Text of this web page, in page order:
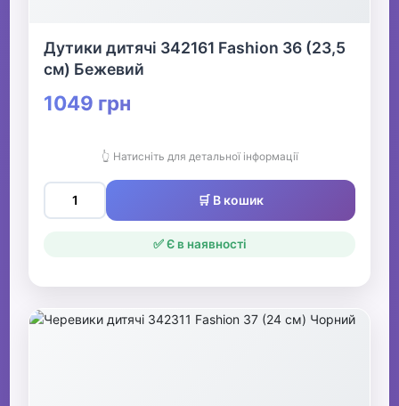
Дутики дитячі 342161 Fashion 36 (23,5
см) Бежевий
1049 грн
👆 Натисніть для детальної інформації
🛒 В кошик
✅ Є в наявності